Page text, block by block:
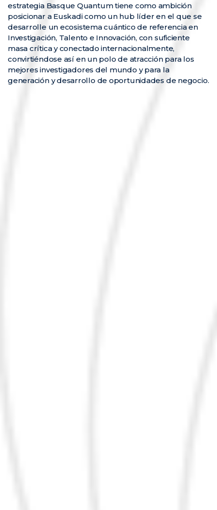
estrategia Basque Quantum tiene como ambición
posicionar a Euskadi como un hub líder en el que se
desarrolle un ecosistema cuántico de referencia en
Investigación, Talento e Innovación, con suficiente
masa crítica y conectado internacionalmente,
convirtiéndose así en un polo de atracción para los
mejores investigadores del mundo y para la
generación y desarrollo de oportunidades de negocio.